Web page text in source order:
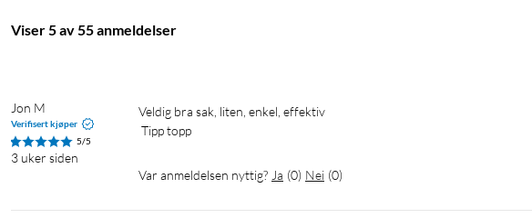
Viser 5 av 55 anmeldelser
Jon M
Verifisert kjøper
5/5
3 uker siden
Veldig bra sak, liten, enkel, effektiv
Tipp topp
Var anmeldelsen nyttig? Ja (0) Nei (0)